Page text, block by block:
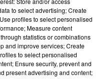
Ligné, dans
de pas se
bocage bressuirais
de dresser le bilan
to select advertising; Create
profiles to select personalised
Measure content
statistics or combinations
and improve services; Create
to select personalised
Ensure security, prevent and
present advertising and content;